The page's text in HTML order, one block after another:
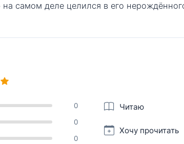
самом деле целился в его
0
0
0
Читаю
Хочу прочитать